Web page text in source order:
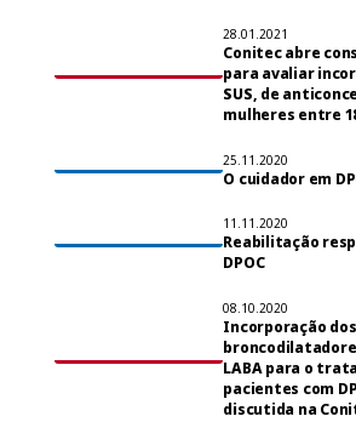
28.01.2021
Conitec abre
para avaliar
SUS, de
mulheres entre
25.11.2020
O cuidador em
11.11.2020
Reabilitação
DPOC
08.10.2020
Incorporação dos
LABA para o
pacientes com
discutida na